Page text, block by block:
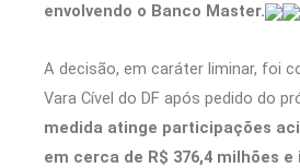
envolvendo o Banco Master.
A decisão, em caráter liminar, foi
Vara Cível do DF após pedido do
medida atinge participações
em cerca de R$ 376,4 milhões e